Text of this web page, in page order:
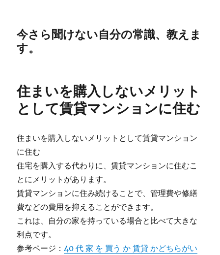
今さら聞けない自分の常識、教えま
す。
住まいを購入しないメリット
として賃貸マンションに住む
住まいを購入しないメリットとして賃貸マンション
に住む
住宅を購入する代わりに、賃貸マンションに住むこ
とにメリットがあります。
賃貸マンションに住み続けることで、管理費や修繕
費などの費用を抑えることができます。
これは、自分の家を持っている場合と比べて大きな
利点です。
参考ページ：40 代 家 を 買う か 賃貸 かどちらがい